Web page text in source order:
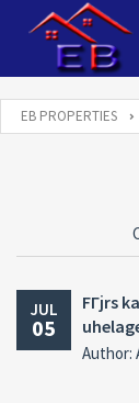
EB PROPERTIES
JUL
05
FГјrs
Author: